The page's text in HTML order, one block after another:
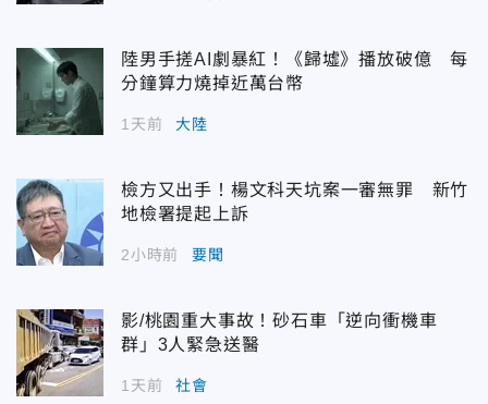
陸男手搓AI劇暴紅！《歸墟》播放破億 每
分鐘算力燒掉近萬台幣
1天前 大陸
檢方又出手！楊文科天坑案一審無罪 新竹
地檢署提起上訴
2小時前 要聞
影/桃園重大事故！砂石車「逆向衝機車
群」3人緊急送醫
1天前 社會